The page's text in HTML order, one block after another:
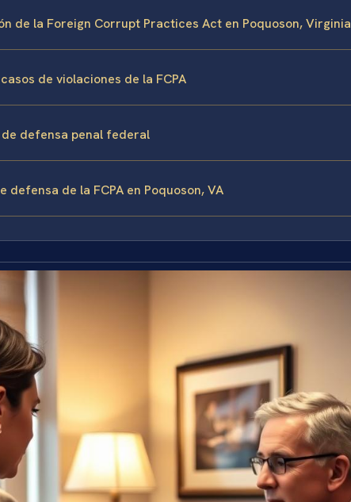
de la Foreign Corrupt Practices Act en Poquoson, Virginia
de violaciones de la FCPA
de defensa penal federal
defensa de la FCPA en Poquoson, VA